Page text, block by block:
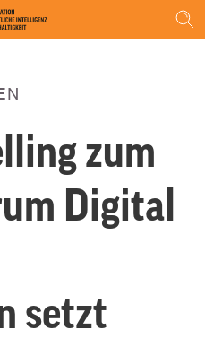
zum
Digital
setzt